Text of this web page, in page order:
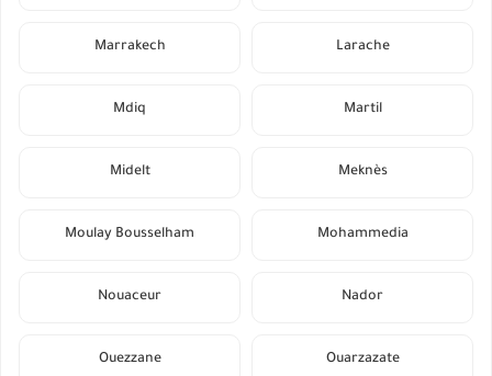
Larache
Marrakech
Martil
Mdiq
Meknès
Midelt
Mohammedia
Moulay Bousselham
Nador
Nouaceur
Ouarzazate
Ouezzane